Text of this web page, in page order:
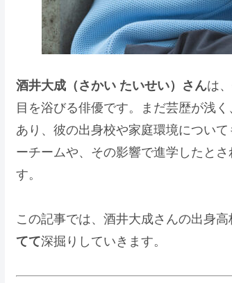
酒井大成（さかい たいせい）さんは
目を浴びる俳優です。まだ芸歴が浅
あり、彼の出身校や家庭環境につい
ーチームや、その影響で進学したとさ
す。
この記事では、酒井大成さんの出身
てて深掘りしていきます。